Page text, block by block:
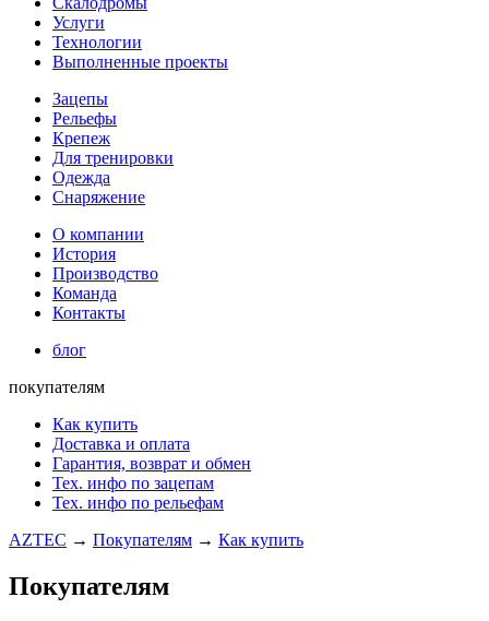
Услуги
Технологии
Выполненные проекты
Зацепы
Рельефы
Крепеж
Для тренировки
Одежда
Снаряжение
О компании
История
Производство
Команда
Контакты
блог
покупателям
Как купить
Доставка и оплата
Гарантия, возврат и обмен
Тех. инфо по зацепам
Тех. инфо по рельефам
AZTEC → Покупателям → Как купить
Покупателям